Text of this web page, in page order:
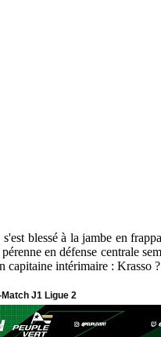
blessé à la jambe en
en défense centrale
capitaine intérimaire : Krasso